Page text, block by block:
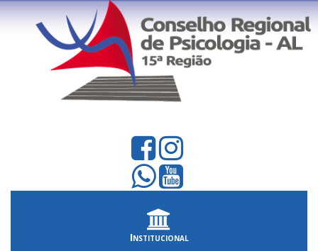
Institucional